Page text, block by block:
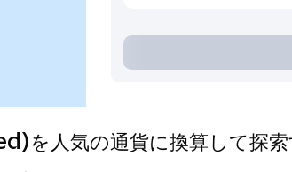
人気の通貨に換算して探索